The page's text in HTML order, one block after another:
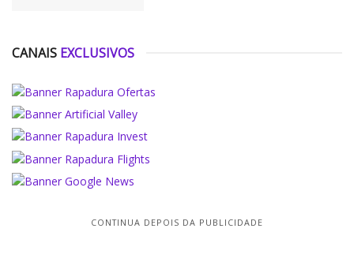
CANAIS EXCLUSIVOS
CONTINUA DEPOIS DA PUBLICIDADE